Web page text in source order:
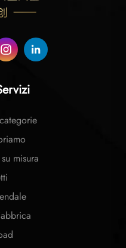
misura